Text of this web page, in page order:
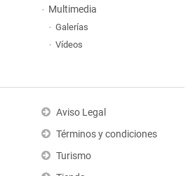
Multimedia
Galerías
Vídeos
Aviso Legal
Términos y condiciones
Turismo